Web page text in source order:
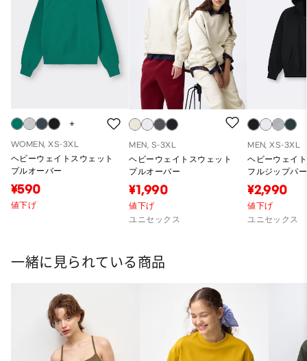
WOMEN, XS-3XL
ヘビーウェイトスウェット
プルオーバー
¥590
値下げ
MEN, S-3XL
ヘビーウェイトスウェット
プルオーバー
¥1,990
値下げ
ユニセックス
MEN, XS-3XL
ヘビーウェイ
フルジップパ
冬商品)
¥2,990
値下げ
ユニセックス
一緒に見られている商品